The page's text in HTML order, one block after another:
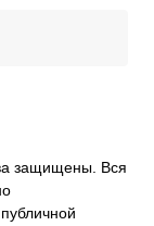
защищены. Вся